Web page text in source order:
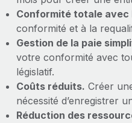
Conformité totale
conformité et à la
Gestion de la paie
votre conformité avec
législatif.
Coûts réduits. Créer
nécessité d’enregistrer
Réduction des